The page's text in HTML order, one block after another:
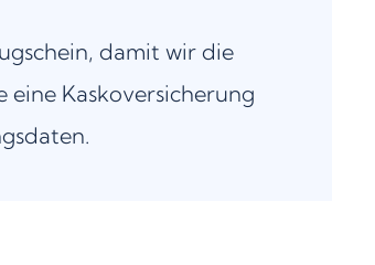
damit wir die
eine Kaskoversicherung